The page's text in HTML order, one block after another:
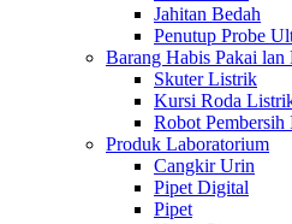
Jahitan Bedah
Penutup Probe
Barang Habis Pakai lan
Skuter Listrik
Kursi Roda
Robot Pembersih
Produk Laboratorium
Cangkir Urin
Pipet Digital
Pipet